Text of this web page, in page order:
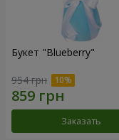
Букет "Blueberry"
954 грн
Заказать